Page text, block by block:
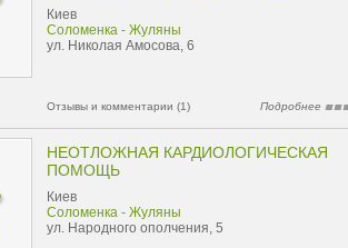
Киев
Соломенка - Жуляны
ул. Николая Амосова, 6
Отзывы и комментарии (1) Подробнее
НЕОТЛОЖНАЯ КАРДИОЛОГИЧЕСКАЯ
ПОМОЩЬ
Киев
Соломенка - Жуляны
ул. Народного ополчения, 5